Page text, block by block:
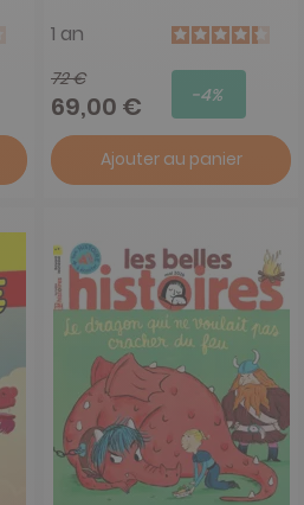
1 an
72 €
69,00 € -4%
Ajouter au panier